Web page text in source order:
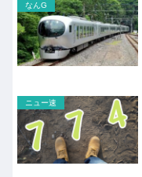
なんG
ニュー速